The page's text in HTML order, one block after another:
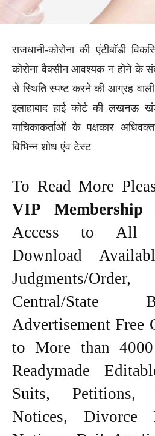
राजधानी-कोरोना की एंटीबॉडी
कोरोना वैक्सीन आवश्यक न होने के
से स्थिति स्पष्ट करने की आग्रह
इलाहाबाद हाई कोर्ट की लखनऊ
याचिकाकर्ताओं के पक्षकार
विभिन्न शोध एंव टेस्ट
To Read More
VIP Membership
Access to All
Download
Judgments/
Central/State
Advertisement Free
to More than
Readymade
Suits, Petitions,
Notices, Divorce